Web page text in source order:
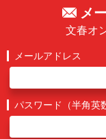
メ
文春オ
メールアドレス
パスワード（半角英